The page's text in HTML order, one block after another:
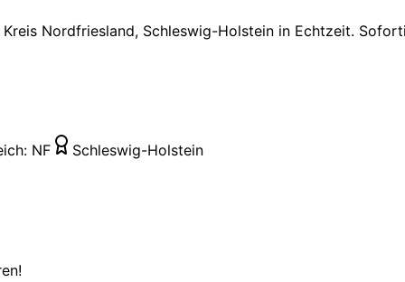
Nordfriesland, Schleswig-Holstein in Echtzeit.
NF Schleswig-Holstein